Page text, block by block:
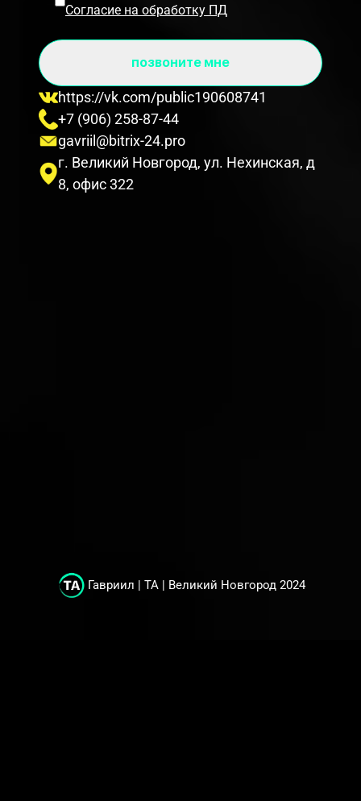
Согласие на обработку ПД
позвоните мне
https://vk.com/public190608741
+7 (906) 258-87-44
gavriil@bitrix-24.pro
г. Великий Новгород, ул. Нехинская, д
8, офис 322
Гавриил | ТА | Великий Новгород 2024